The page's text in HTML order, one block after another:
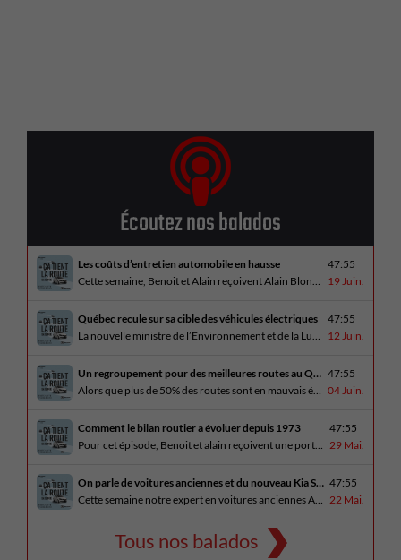
Écoutez nos balados
Les coûts d’entretien automobile en hausse
Cette semaine, Benoit et Alain reçoivent Alain Blondeau, propriétaire d’un atelier mécanique qui parle de la nouvelle réalité des coûts d’entretien en automobile. En essai routier, Alain a cinq propositions estivales et Benoit a pris la route avec une BMW i4 M60 pour ce dernier épisode de la saison. Bon été à tous!
47:55
19 Juin.
Québec recule sur sa cible des véhicules électriques
La nouvelle ministre de l’Environnement et de la Lutte contre les changements climatiques, Pascale Déry, doit confirmer que les VZE représenteront désormais 80% des ventes de véhicules neufs en 2035. Benoit et Alain en discutent avec Daniel Breton. Ils reçoivent également Bertrand Godin, qui parle d’Élégance Trois-Rivières. En essai routier Alain a roulé le Mitsubishi [...]
47:55
12 Juin.
Un regroupement pour des meilleures routes au Québec
Alors que plus de 50% des routes sont en mauvais état, le regroupement pour des meilleures routes au Québec voit le jour. Dans cet épisode, Benoit et Alain discutent avec Me Caroline Amireault, directrice générale de l’Association des constructeurs de routes et grands travaux du Québec. En essai routier Alain prend la route avec le [...]
47:55
04 Juin.
Comment le bilan routier a évoluer depuis 1973
Pour cet épisode, Benoit et alain reçoivent une porte parole de la SAAQ, Geneviève Côté, qui parle de l’actuelle campagne publicitaire au sujet du bilan routier et des gestes concrets pour diminuer les décès sur nos routes. On parle aussi au président de Lexus Canada, Martin Gilbert, de la nouvelle Lexus ES. En essai routier, [...]
47:55
29 Mai.
On parle de voitures anciennes et du nouveau Kia Seltos 2027
Cette semaine notre expert en voitures anciennes André Fitzback vient donner des trucs pour ne pas perdre ses enjoliveurs sur nos vieilles voitures. Benoit revient de la Corée du Sud et nous offre un essai exclusif du Kia Seltos 2027 qui arrive plus tard cet été et Alain a fait l’essai du Toyota Tundra hybride.
47:55
22 Mai.
Tous nos balados